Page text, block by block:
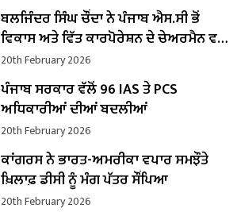
ਬਲਜਿੰਦਰ ਸਿੰਘ ਚੌਂਦਾ ਨੇ ਪੰਜਾਬ ਐਸ.ਸੀ ਭੋਂ
ਵਿਕਾਸ ਅਤੇ ਵਿੱਤ ਕਾਰਪੋਰੇਸ਼ਨ ਦੇ ਚੇਅਰਮੈਨ ਵਜੋਂ
ਸੰਭਾਲਿਆ ਕਾਰਜਭਾਰ
20th February 2026
ਪੰਜਾਬ ਸਰਕਾਰ ਵੱਲੋਂ 96 IAS ਤੇ PCS
ਅਧਿਕਾਰੀਆਂ ਦੀਆਂ ਬਦਲੀਆਂ
20th February 2026
ਕਾਂਗਰਸ ਨੇ ਭਾਰਤ-ਅਮਰੀਕਾ ਵਪਾਰ ਸਮਝੌਤੇ
ਖ਼ਿਲਾਫ਼ ਡੀਸੀ ਨੂੰ ਮੰਗ ਪੱਤਰ ਸੌਂਪਿਆ
20th February 2026